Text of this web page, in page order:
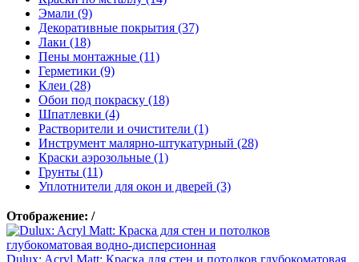
Эмали (9)
Декоративные покрытия (37)
Лаки (18)
Пены монтажные (11)
Герметики (9)
Клеи (28)
Обои под покраску (18)
Шпатлевки (4)
Растворители и очистители (1)
Инструмент малярно-штукатурный (28)
Краски аэрозольные (1)
Грунты (11)
Уплотнители для окон и дверей (3)
Отображение: /
Dulux: Acryl Matt: Краска для стен и потолков глубокоматовая